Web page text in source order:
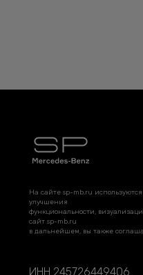
На сайте sp-mb.ru
улучшения
функциональности,
сайт sp-mb.ru
в дальнейшем, вы также
ИНН 245726449406